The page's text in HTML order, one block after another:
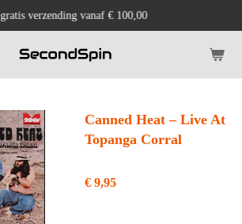
gratis verzending vanaf € 100,00
Canned Heat – Live At
Topanga Corral
€ 9,95